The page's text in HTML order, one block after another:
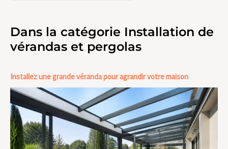
Dans la catégorie Installation de
vérandas et pergolas
Installez une grande véranda pour agrandir votre maison